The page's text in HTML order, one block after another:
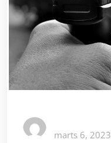
marts 6, 2023